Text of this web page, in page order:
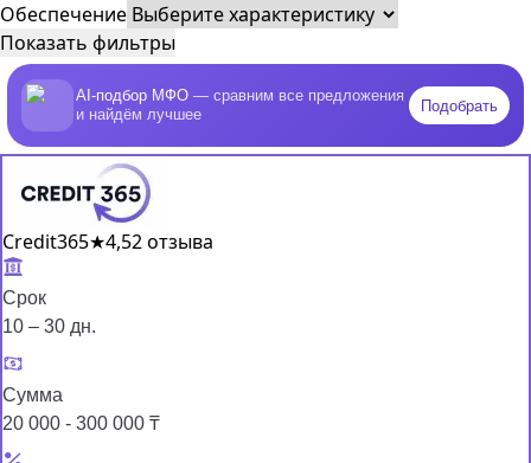
Обеспечение
Показать фильтры
AI-подбор МФО — сравним все предложения
и найдём лучшее
Подобрать
Credit365★4,52 отзыва
Срок
10 – 30 дн.
Сумма
20 000 - 300 000 ₸